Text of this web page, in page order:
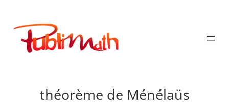
contenu
Publimath
théorème de Ménélaüs